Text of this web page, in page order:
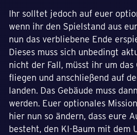
Ihr solltet jedoch auf euer
wenn ihr den Spielstand aus
nun das verbliebene Ende
Dieses muss sich unbedingt
nicht der Fall, müsst ihr um das
fliegen und anschließend auf
landen. Das Gebäude muss
werden. Euer optionales
hier nun so ändern, dass eure
besteht, den KI-Baum mit dem